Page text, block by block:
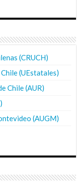
(CRUCH)
(UEstatales)
Chile (AUR)
(AUGM)